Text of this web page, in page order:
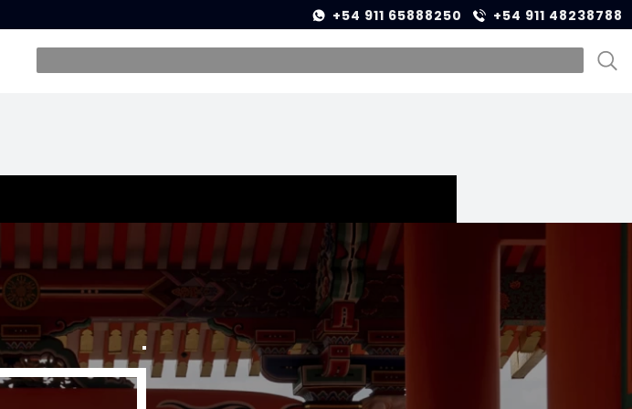
+54 911 65888250 +54 911 48238788